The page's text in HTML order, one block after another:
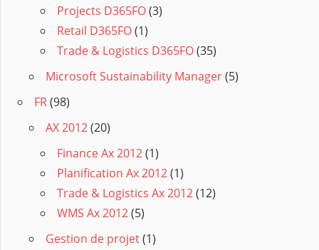
Projects D365FO(3)
Retail D365FO(1)
Trade & Logistics D365FO(35)
Microsoft Sustainability Manager(5)
FR(98)
AX 2012(20)
Finance Ax 2012(1)
Planification Ax 2012(1)
Trade & Logistics Ax 2012(12)
WMS Ax 2012(5)
Gestion de projet(1)